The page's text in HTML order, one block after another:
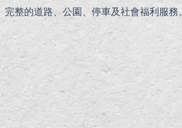
完整的道路、公園、停車及社會福利服務。